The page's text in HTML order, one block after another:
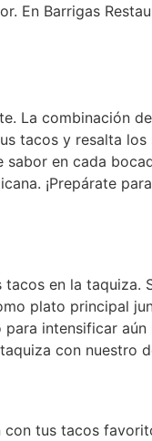
En Barrigas
La combinación
tacos y resalta
en cada
¡Prepárate
en la taquiza.
plato principal
intensificar
con nuestro
tus tacos